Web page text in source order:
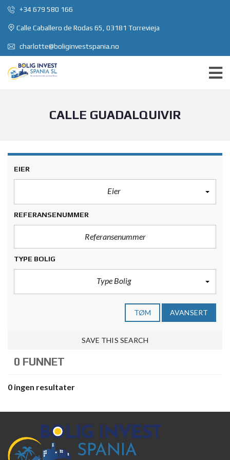
+34 679 580 166
Calle Caballero de Rodas 65, 03181 Torrevieja
charlotte@boliginvestspania.no
CALLE GUADALQUIVIR
EIER
Eier
REFERANSENUMMER
TYPE BOLIG
Type Bolig
TØM AVANSERT
SAVE THIS SEARCH
0 FUNNET
0 ingen resultater